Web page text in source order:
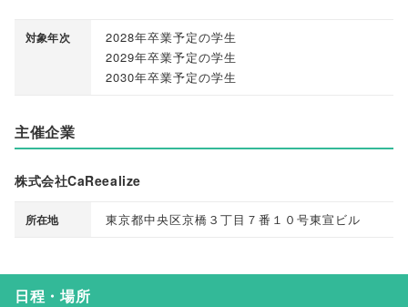
対象年次
2028年卒業予定の学生
2029年卒業予定の学生
2030年卒業予定の学生
主催企業
株式会社CaReealize
所在地 東京都中央区京橋３丁目７番１０号東宣ビル
日程・場所